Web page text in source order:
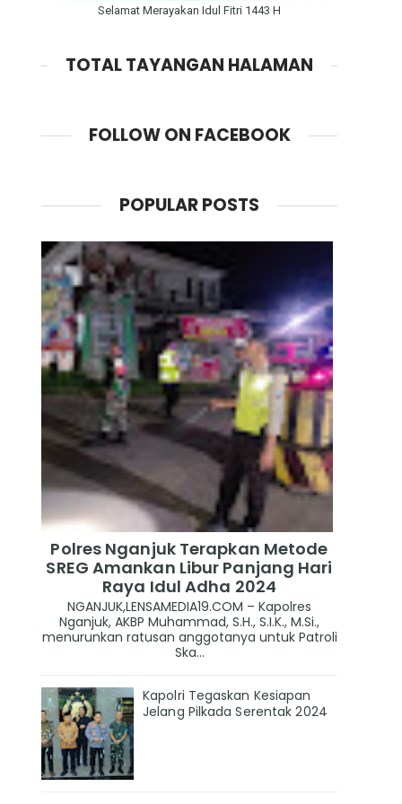
Selamat Merayakan Idul Fitri 1443 H
TOTAL TAYANGAN HALAMAN
FOLLOW ON FACEBOOK
POPULAR POSTS
Polres Nganjuk Terapkan Metode
SREG Amankan Libur Panjang Hari
Raya Idul Adha 2024
NGANJUK,LENSAMEDIA19.COM – Kapolres
Nganjuk, AKBP Muhammad, S.H., S.I.K., M.Si.,
menurunkan ratusan anggotanya untuk Patroli
Ska...
Kapolri Tegaskan Kesiapan
Jelang Pilkada Serentak 2024